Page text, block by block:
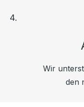
Wir
den